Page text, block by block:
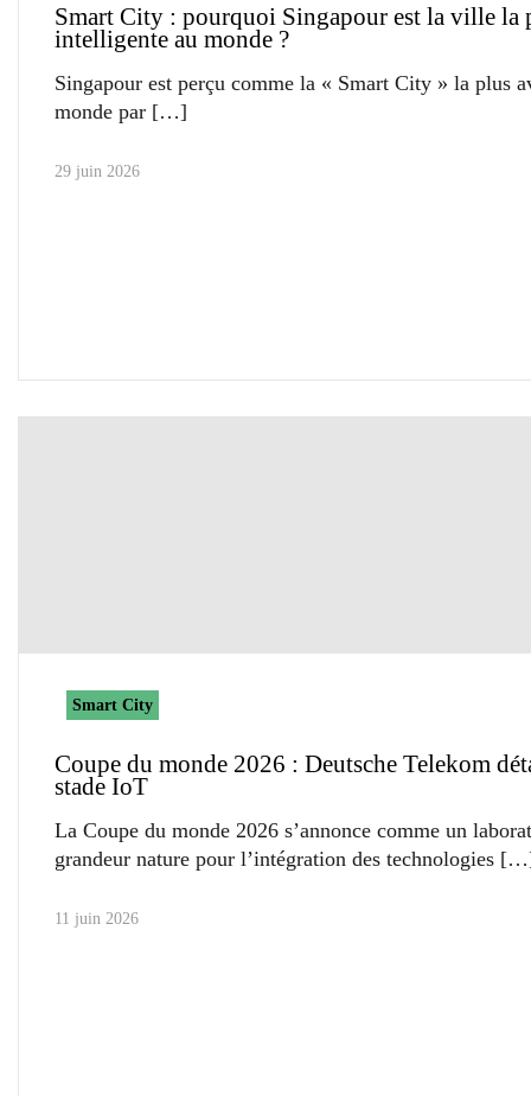
Smart City : pourquoi Singapour est la ville la
intelligente au monde ?
Singapour est perçu comme la « Smart City » la plus
monde par
29 juin 2026
Smart City
Coupe du monde 2026 : Deutsche Telekom
stade IoT
La Coupe du monde 2026 s’annonce comme un
grandeur nature pour l’intégration des technologies
11 juin 2026